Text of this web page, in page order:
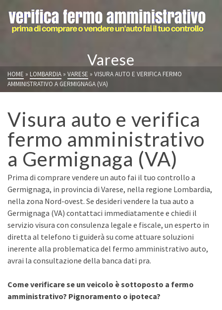
Varese
HOME » LOMBARDIA » VARESE » VISURA AUTO E VERIFICA FERMO
AMMINISTRATIVO A GERMIGNAGA (VA)
Visura auto e verifica
fermo amministrativo
a Germignaga (VA)
Prima di comprare vendere un auto fai il tuo controllo a
Germignaga, in provincia di Varese, nella regione Lombardia,
nella zona Nord-ovest. Se desideri vendere la tua auto a
Germignaga (VA) contattaci immediatamente e chiedi il
servizio visura con consulenza legale e fiscale, un esperto in
diretta al telefono ti guiderà su come attuare soluzioni
inerente alla problematica del fermo amministrativo auto,
avrai la consultazione della banca dati pra.
Come verificare se un veicolo è sottoposto a fermo
amministrativo? Pignoramento o ipoteca?